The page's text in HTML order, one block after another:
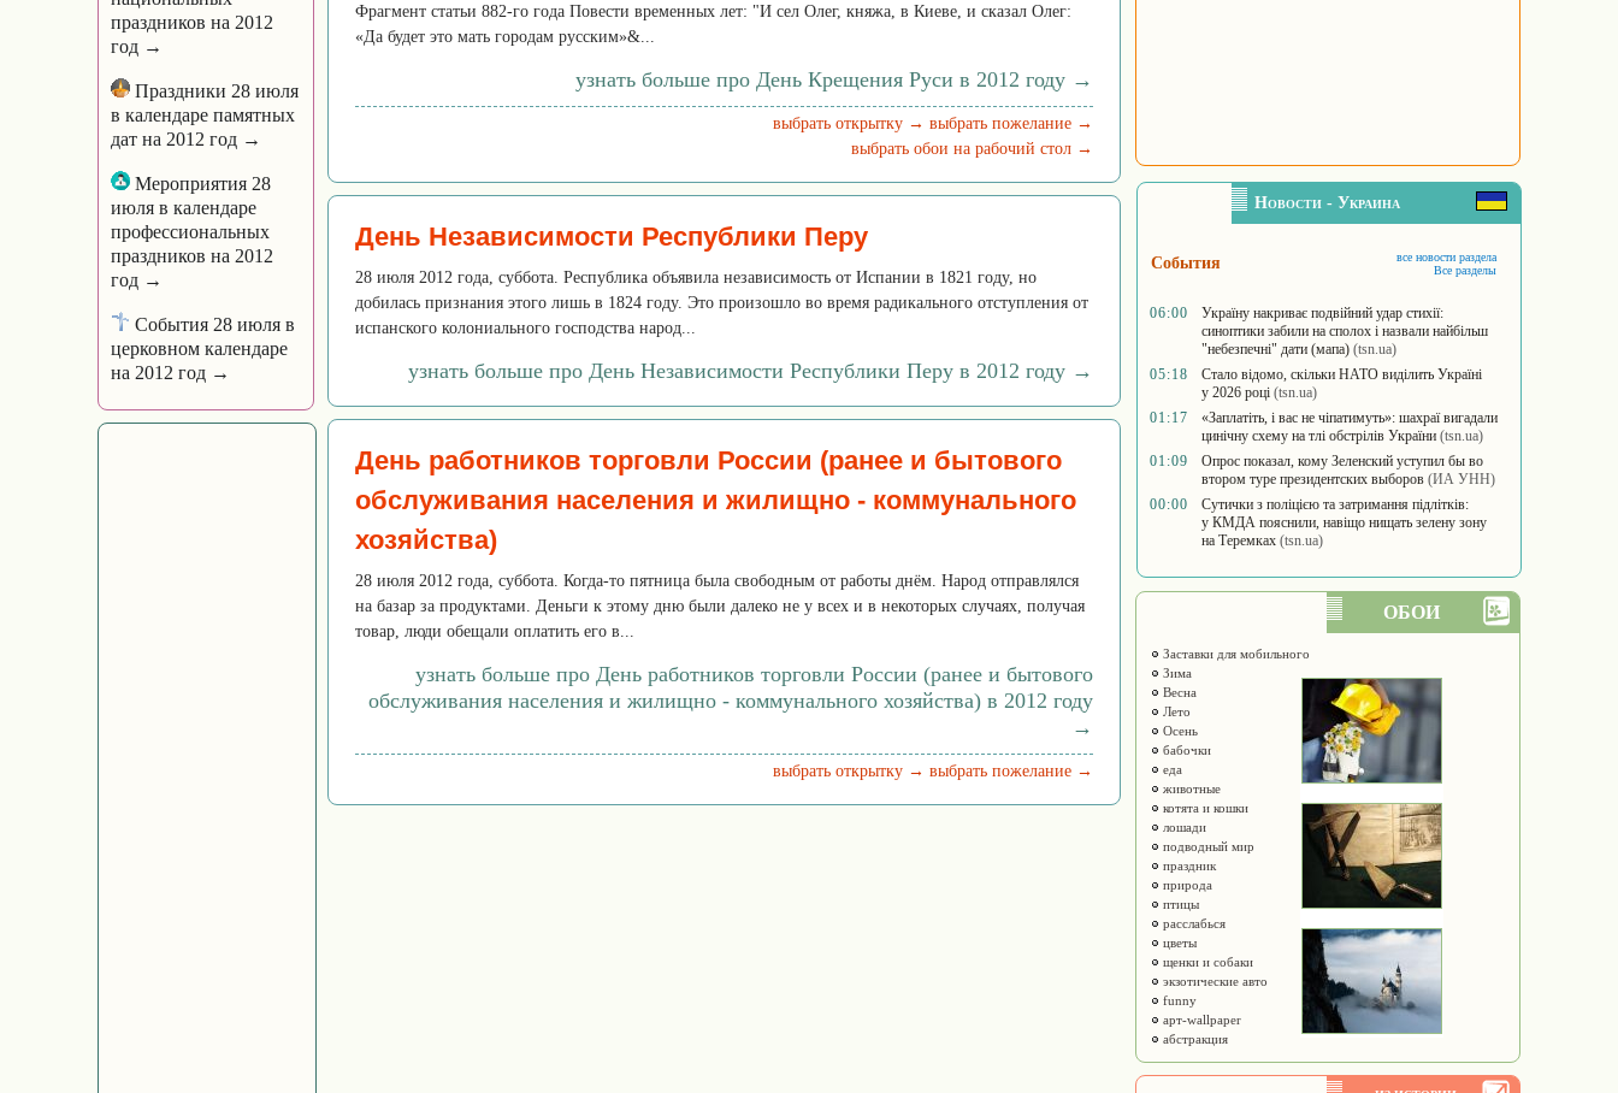
праздников на 2012
год →
Праздники 28 июля
в календаре памятных
дат на 2012 год →
Мероприятия 28
июля в календаре
профессиональных
праздников на 2012
год →
События 28 июля в
церковном календаре
на 2012 год →
Фрагмент статьи 882-го года Повести временных лет: "И сел Олег, княжа, в Киеве, и сказал Олег:
«Да будет это мать городам русским»&...
узнать больше про День Крещения Руси в 2012 году →
выбрать открытку → выбрать пожелание →
выбрать обои на рабочий стол →
День Независимости Республики Перу
28 июля 2012 года, суббота. Республика объявила независимость от Испании в 1821 году, но
добилась признания этого лишь в 1824 году. Это произошло во время радикального отступления от
испанского колониального господства народ...
узнать больше про День Независимости Республики Перу в 2012 году →
День работников торговли России (ранее и бытового
обслуживания населения и жилищно - коммунального
хозяйства)
28 июля 2012 года, суббота. Когда-то пятница была свободным от работы днём. Народ отправлялся
на базар за продуктами. Деньги к этому дню были далеко не у всех и в некоторых случаях, получая
товар, люди обещали оплатить его в...
узнать больше про День работников торговли России (ранее и бытового
обслуживания населения и жилищно - коммунального хозяйства) в 2012 году
→
выбрать открытку → выбрать пожелание →
Новости - Украина
События
все новости раздела
Все разделы
06:00
Україну накриває подвійний удар стихії:
синоптики забили на сполох і назвали найбільш
"небезпечні" дати (мапа) (tsn.ua)
05:18
Стало відомо, скільки НАТО виділить Україні
у 2026 році (tsn.ua)
01:17
«Заплатіть, і вас не чіпатимуть»: шахраї вигадали
цинічну схему на тлі обстрілів України (tsn.ua)
01:09
Опрос показал, кому Зеленский уступил бы во
втором туре президентских выборов (ИА УНН)
00:00
Сутички з поліцією та затримання підлітків:
у КМДА пояснили, навіщо нищать зелену зону
на Теремках (tsn.ua)
ОБОИ
Заставки для мобильного
Зима
Весна
Лето
Осень
бабочки
еда
животные
котята и кошки
лошади
подводный мир
праздник
природа
птицы
расслабься
цветы
щенки и собаки
экзотические авто
funny
арт-wallpaper
абстракция